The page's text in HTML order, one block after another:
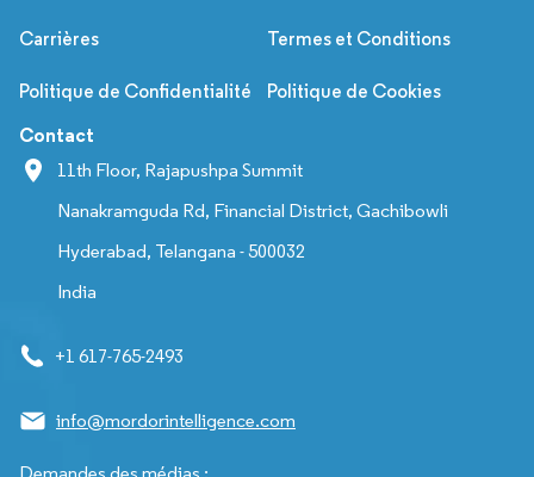
Carrières Termes et Conditions
Politique de Confidentialité Politique de Cookies
Contact
11th Floor, Rajapushpa Summit
Nanakramguda Rd, Financial District, Gachibowli
Hyderabad, Telangana - 500032
India
+1 617-765-2493
info@mordorintelligence.com